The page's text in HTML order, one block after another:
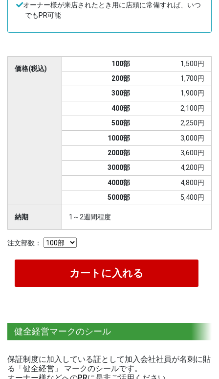
オーナー様が来店されたとき用に店頭に常備すれば、いつ
でもPR可能
価格(税込)
100部
1,500円
200部
1,700円
300部
1,900円
400部
2,100円
500部
2,250円
1000部
3,000円
2000部
3,600円
3000部
4,200円
4000部
4,800円
5000部
5,400円
納期 1～2週間程度
注文部数：
健全経営マークのシール
保証制度に加入している証として加入会社社員が名刺に貼
る「健全経営」 マークのシールです。